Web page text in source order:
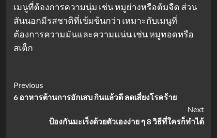
เมนูที่ต้องการความนุ่ม เช่น หมูย่างหรือต้มจืด ส่วน
สันนอกมีรสชาติที่เข้มข้นกว่า เหมาะกับเมนูที่
ต้องการความมันและความแน่น เช่น หมูทอดหรือ
สเต็ก
Post
Navigation
Previous
6 อาหารต้านการอักเสบ กินแล้วดี ลดเสี่ยงโรคร้าย
Next
ป้องกันมะเร็งด้วยตัวเองง่าย ๆ 8 วิธีที่ใครก็ทำได้